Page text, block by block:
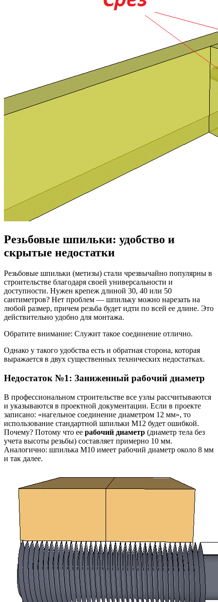
Резьбовые шпильки: удобство и
скрытые недостатки
Резьбовые шпильки (метизы) стали чрезвычайно популярны в
строительстве благодаря своей универсальности и
доступности. Нужен крепеж длиной 30, 40 или 50
сантиметров? Нет проблем — шпильку можно нарезать на
любой размер, причем резьба будет идти по всей ее длине. Это
действительно удобно для монтажа.
Обратите внимание: Служит такое соединение отлично.
Однако у такого удобства есть и обратная сторона, которая
выражается в двух существенных технических недостатках.
Недостаток №1: Заниженный рабочий диаметр
В профессиональном строительстве все узлы рассчитываются
и указываются в проектной документации. Если в проекте
записано: «нагельное соединение диаметром 12 мм», то
использование стандартной шпильки М12 будет ошибкой.
Почему? Потому что ее рабочий диаметр (диаметр тела без
учета высоты резьбы) составляет примерно 10 мм.
Аналогично: шпилька М10 имеет рабочий диаметр около 8 мм
и так далее.